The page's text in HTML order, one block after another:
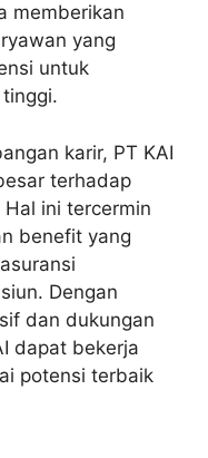
memberikan
yang
untuk
karir, PT KAI
terhadap
ini tercermin
benefit yang
Dengan
dan dukungan
dapat bekerja
potensi terbaik